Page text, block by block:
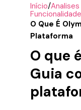
Início/
O Que É
Plataforma
O que
Guia